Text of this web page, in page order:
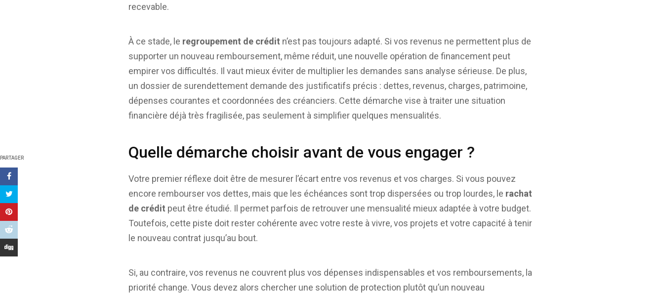
PARTAGER
recevable.
À ce stade, le regroupement de crédit n’est pas toujours adapté. Si vos revenus ne permettent plus de
supporter un nouveau remboursement, même réduit, une nouvelle opération de financement peut
empirer vos difficultés. Il vaut mieux éviter de multiplier les demandes sans analyse sérieuse. De plus,
un dossier de surendettement demande des justificatifs précis : dettes, revenus, charges, patrimoine,
dépenses courantes et coordonnées des créanciers. Cette démarche vise à traiter une situation
financière déjà très fragilisée, pas seulement à simplifier quelques mensualités.
Quelle démarche choisir avant de vous engager ?
Votre premier réflexe doit être de mesurer l’écart entre vos revenus et vos charges. Si vous pouvez
encore rembourser vos dettes, mais que les échéances sont trop dispersées ou trop lourdes, le rachat
de crédit peut être étudié. Il permet parfois de retrouver une mensualité mieux adaptée à votre budget.
Toutefois, cette piste doit rester cohérente avec votre reste à vivre, vos projets et votre capacité à tenir
le nouveau contrat jusqu’au bout.
Si, au contraire, vos revenus ne couvrent plus vos dépenses indispensables et vos remboursements, la
priorité change. Vous devez alors chercher une solution de protection plutôt qu’un nouveau